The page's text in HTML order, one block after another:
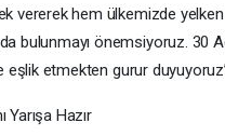
vererek hem ülkemizde
bulunmayı önemsiyoruz. 30
eşlik etmekten gurur
Hazır